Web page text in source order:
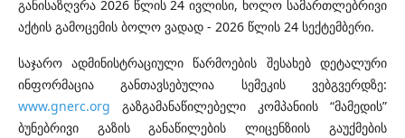
განისაზღვრა 2026 წლის 24 ივლისი, ხოლო სამართლებრივი
აქტის გამოცემის ბოლო ვადად - 2026 წლის 24 სექტემბერი.
საჯარო ადმინისტრაციული წარმოების შესახებ დეტალური
ინფორმაცია განთავსებულია სემეკის ვებგვერდზე:
www.gnerc.org გაზგამანაწილებელი კომპანიის “მამედის”
ბუნებრივი გაზის განაწილების ლიცენზიის გაუქმების